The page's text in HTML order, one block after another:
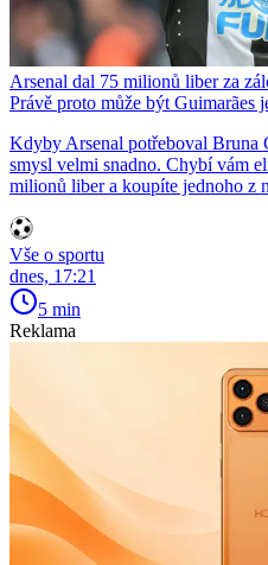
Arsenal dal 75 milionů liber za
Právě proto může být Guimarães
Kdyby Arsenal potřeboval Bruna
smysl velmi snadno. Chybí vám
milionů liber a koupíte jednoho z
Vše o sportu
dnes, 17:21
5 min
Reklama